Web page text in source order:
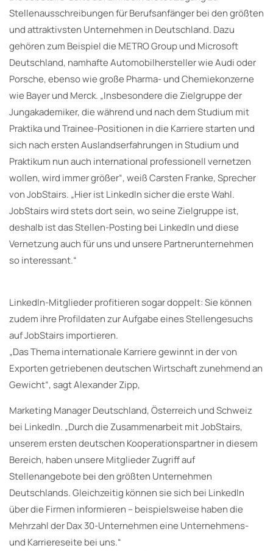
Stellenausschreibungen für Berufsanfänger bei den größten
und attraktivsten Unternehmen in Deutschland. Dazu
gehören zum Beispiel die METRO Group und Microsoft
Deutschland, namhafte Automobilhersteller wie Audi oder
Porsche, ebenso wie große Pharma- und Chemiekonzerne
wie Bayer und Merck. „Insbesondere die Zielgruppe der
Jungakademiker, die während und nach dem Studium mit
Praktika und Trainee-Positionen in die Karriere starten und
sich nach ersten Auslandserfahrungen in Studium und
Praktikum nun auch international professionell vernetzen
wollen, wird immer größer“, weiß Carsten Franke, Sprecher
von JobStairs. „Hier ist LinkedIn sicher die erste Wahl.
JobStairs wird stets dort sein, wo seine Zielgruppe ist,
deshalb ist das Stellen-Posting bei LinkedIn und diese
Vernetzung auch für uns und unsere Partnerunternehmen
so interessant.“
LinkedIn-Mitglieder profitieren sogar doppelt: Sie können
zudem ihre Profildaten zur Aufgabe eines Stellengesuchs
auf JobStairs importieren.
„Das Thema internationale Karriere gewinnt in der von
Exporten getriebenen deutschen Wirtschaft zunehmend an
Gewicht“, sagt Alexander Zipp,
Marketing Manager Deutschland, Österreich und Schweiz
bei LinkedIn. „Durch die Zusammenarbeit mit JobStairs,
unserem ersten deutschen Kooperationspartner in diesem
Bereich, haben unsere Mitglieder Zugriff auf
Stellenangebote bei den größten Unternehmen
Deutschlands. Gleichzeitig können sie sich bei LinkedIn
über die Firmen informieren – beispielsweise haben die
Mehrzahl der Dax 30-Unternehmen eine Unternehmens-
und Karriereseite bei uns.“